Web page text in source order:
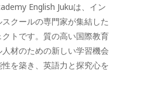
English Jukuは、イン
クールの専門家が集結した
トです。質の高い国際教育
材のための新しい学習機会
を築き、英語力と探究心を